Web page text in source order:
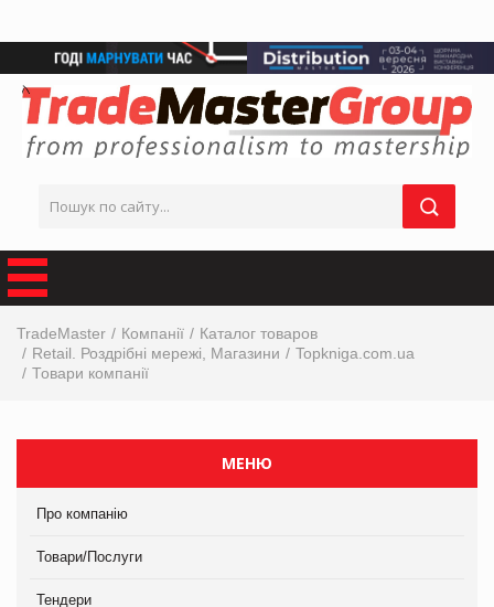
TradeMaster Компанії
Каталог товаров
Retail. Роздрібні мережі, Магазини
Topkniga.com.ua
Товари компанії
МЕНЮ
Про компанію
Товари/Послуги
Тендери